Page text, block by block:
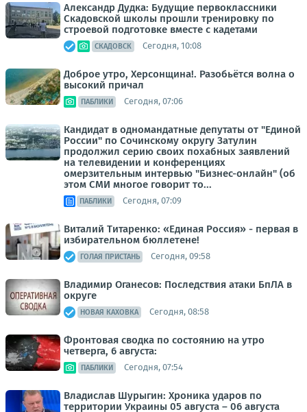
Александр Дудка: Будущие первоклассники
Скадовской школы прошли тренировку по
строевой подготовке вместе с кадетами
СКАДОВСК Сегодня, 10:08
Доброе утро, Херсонщина!. Разобьётся волна о
высокий причал
ПАБЛИКИ Сегодня, 07:06
Кандидат в одномандатные депутаты от "Единой
России" по Сочинскому округу Затулин
продолжил серию своих похабных заявлений
на телевидении и конференциях
омерзительным интервью "Бизнес-онлайн" (об
этом СМИ многое говорит то...
ПАБЛИКИ Сегодня, 07:09
Виталий Титаренко: «Единая Россия» - первая в
избирательном бюллетене!
ГОЛАЯ ПРИСТАНЬ Сегодня, 09:58
Владимир Оганесов: Последствия атаки БпЛА в
округе
НОВАЯ КАХОВКА Сегодня, 08:58
Фронтовая сводка по состоянию на утро
четверга, 6 августа:
ПАБЛИКИ Сегодня, 07:54
Владислав Шурыгин: Хроника ударов по
территории Украины 05 августа – 06 августа